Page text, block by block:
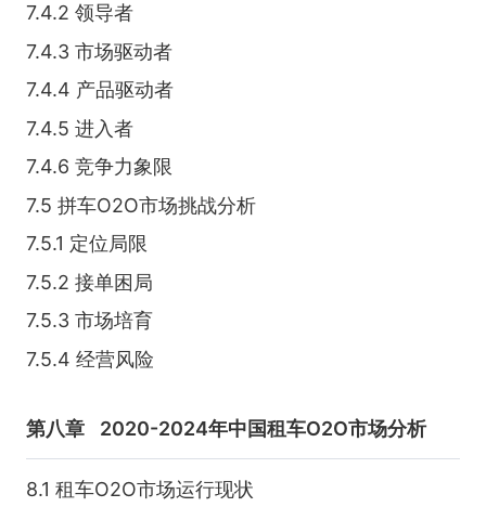
7.4.2 领导者
7.4.3 市场驱动者
7.4.4 产品驱动者
7.4.5 进入者
7.4.6 竞争力象限
7.5 拼车O2O市场挑战分析
7.5.1 定位局限
7.5.2 接单困局
7.5.3 市场培育
7.5.4 经营风险
第八章 2020-2024年中国租车O2O市场分析
8.1 租车O2O市场运行现状